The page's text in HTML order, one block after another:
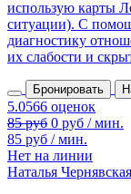
использую карты
ситуации). С
диагностику
их слабости и
Бронировать
85 руб 0 руб / мин.
85 руб / мин.
Нет на линии
Наталья Чернявская